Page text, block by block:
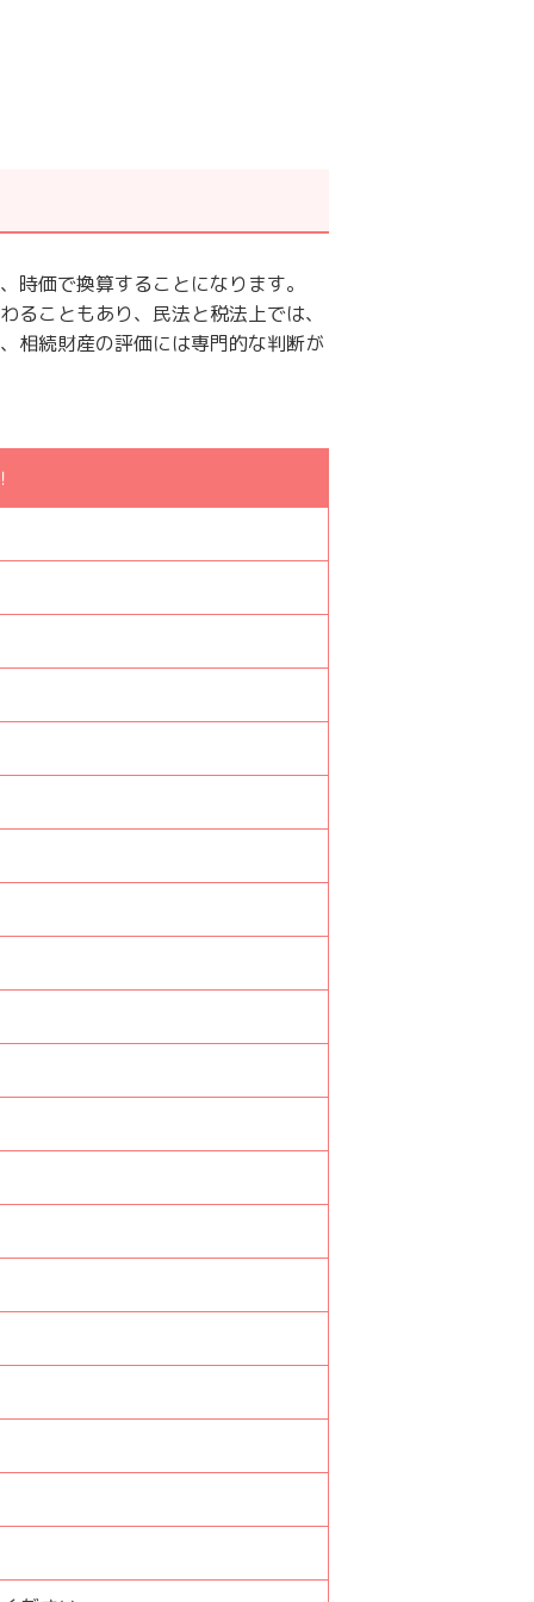
時価で換算することになります。
こともあり、民法と税法上では、
相続財産の評価には専門的な判断が